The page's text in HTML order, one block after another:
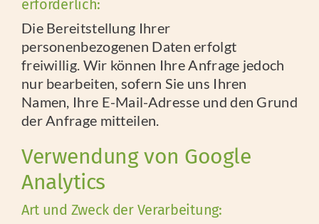
erforderlich:
Die Bereitstellung Ihrer
personenbezogenen Daten erfolgt
freiwillig. Wir können Ihre Anfrage jedoch
nur bearbeiten, sofern Sie uns Ihren
Namen, Ihre E-Mail-Adresse und den Grund
der Anfrage mitteilen.
Verwendung von Google
Analytics
Art und Zweck der Verarbeitung: